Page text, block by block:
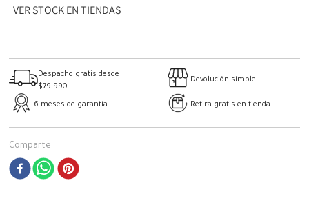
VER STOCK EN TIENDAS
Despacho gratis desde
$79.990
Devolución simple
6 meses de garantía Retira gratis en tienda
Comparte